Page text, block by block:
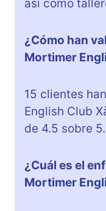
así como
¿Cómo han
Mortimer
15 clientes
English Club
de 4.5 sobre 5.
¿Cuál es el
Mortimer